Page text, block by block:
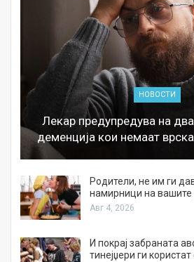
НОВОСТИ
Лекар предупредува на
деменција кои немаат
Родители, не им ги
намирници на вашите
Авг 4, 2026
И покрај забраната
тинејџери ги